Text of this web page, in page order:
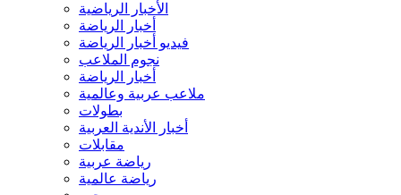
الأخبار الرياضية
أخبار الرياضة
فيديو أخبار الرياضة
نجوم الملاعب
أخبار الرياضة
ملاعب عربية وعالمية
بطولات
أخبار الأندية العربية
مقابلات
رياضة عربية
رياضة عالمية